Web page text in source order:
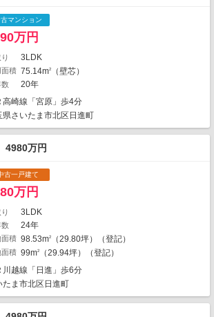
1
1
1
2
1
2
マンション
万円
3LDK
面積 75.14m2 （壁芯）
数
20年
高崎線「宮原」歩4分
県さいたま市北区日進町
4980万円
古一戸建て
万円
3LDK
数 24年
面積 98.53m2 （29.80坪）（登記）
面積 99m2
（29.94坪）（登記）
川越線「日進」歩6分
たま市北区日進町